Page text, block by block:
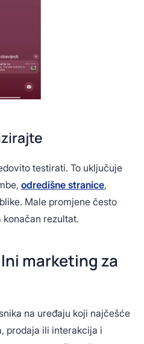
testirati. To uključuje
odredišne stranice,
Male promjene često
rezultat.
marketing za
na uređaju koji najčešće
prodaja ili interakcija i